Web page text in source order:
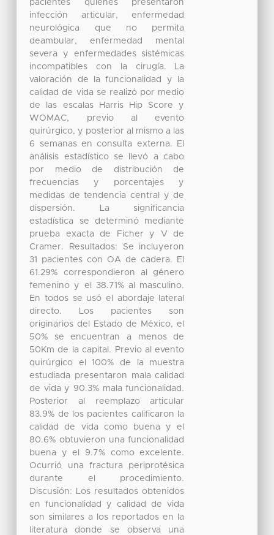
pacientes quienes presentaron
infección articular, enfermedad
neurológica que no permita
deambular, enfermedad mental
severa y enfermedades sistémicas
incompatibles con la cirugía. La
valoración de la funcionalidad y la
calidad de vida se realizó por medio
de las escalas Harris Hip Score y
WOMAC, previo al evento
quirúrgico, y posterior al mismo a las
6 semanas en consulta externa. El
análisis estadístico se llevó a cabo
por medio de distribución de
frecuencias y porcentajes y
medidas de tendencia central y de
dispersión. La significancia
estadística se determinó mediante
prueba exacta de Ficher y V de
Cramer. Resultados: Se incluyeron
31 pacientes con OA de cadera. El
61.29% correspondieron al género
femenino y el 38.71% al masculino.
En todos se usó el abordaje lateral
directo. Los pacientes son
originarios del Estado de México, el
50% se encuentran a menos de
50Km de la capital. Previo al evento
quirúrgico el 100% de la muestra
estudiada presentaron mala calidad
de vida y 90.3% mala funcionalidad.
Posterior al reemplazo articular
83.9% de los pacientes calificaron la
calidad de vida como buena y el
80.6% obtuvieron una funcionalidad
buena y el 9.7% como excelente.
Ocurrió una fractura periprotésica
durante el procedimiento.
Discusión: Los resultados obtenidos
en funcionalidad y calidad de vida
son similares a los reportados en la
literatura donde se observa una